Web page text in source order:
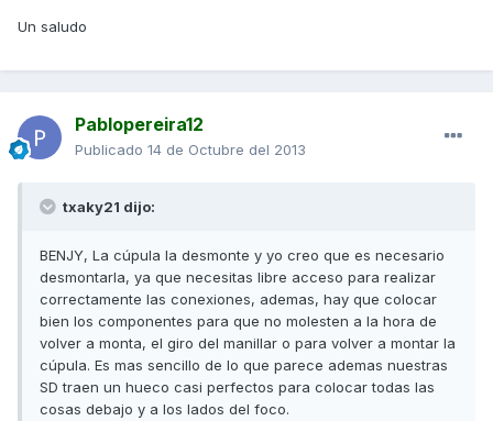
Un saludo
Pablopereira12
Publicado 14 de Octubre del 2013
txaky21 dijo:
BENJY, La cúpula la desmonte y yo creo que es necesario
desmontarla, ya que necesitas libre acceso para realizar
correctamente las conexiones, ademas, hay que colocar
bien los componentes para que no molesten a la hora de
volver a monta, el giro del manillar o para volver a montar la
cúpula. Es mas sencillo de lo que parece ademas nuestras
SD traen un hueco casi perfectos para colocar todas las
cosas debajo y a los lados del foco.